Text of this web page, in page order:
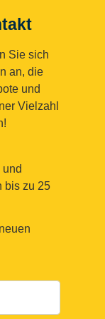
Sie sich
an, die
und
Vielzahl
und
bis zu 25